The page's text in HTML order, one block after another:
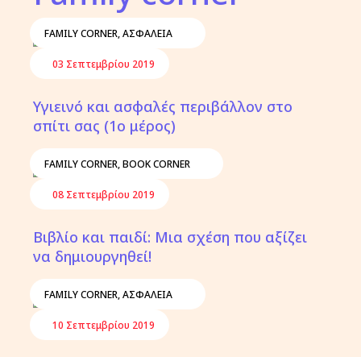
FAMILY CORNER,ΑΣΦΆΛΕΙΑ
03 Σεπτεμβρίου 2019
Υγιεινό και ασφαλές περιβάλλον στο
σπίτι σας (1ο μέρος)
FAMILY CORNER,BOOK CORNER
08 Σεπτεμβρίου 2019
Βιβλίο και παιδί: Μια σχέση που αξίζει
να δημιουργηθεί!
FAMILY CORNER,ΑΣΦΆΛΕΙΑ
10 Σεπτεμβρίου 2019